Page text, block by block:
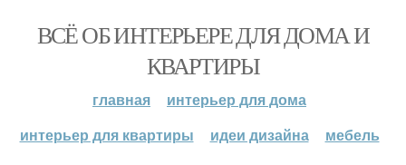
ВСЁ ОБ ИНТЕРЬЕРЕ ДЛЯ ДОМА И
КВАРТИРЫ
главная
интерьер для дома
интерьер для квартиры
идеи дизайна мебель